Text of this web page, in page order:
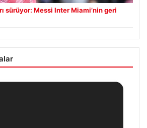
sürüyor: Messi Inter Miami’nin geri